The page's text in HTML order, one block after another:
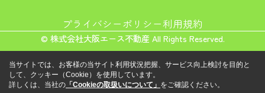
プライバシーポリシー利用規約
© 株式会社大阪エース不動産 All Rights Reserved.
当サイトでは、お客様の当サイト利用状況把握、サービス向上検討を目的と
して、クッキー（Cookie）を使用しています。
詳しくは、当社の 「Cookieの取扱いについて」 をご確認ください。